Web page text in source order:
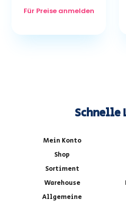
Für Preise anmelden
Schnelle
Mein Konto
Shop
Sortiment
Warehouse
Allgemeine